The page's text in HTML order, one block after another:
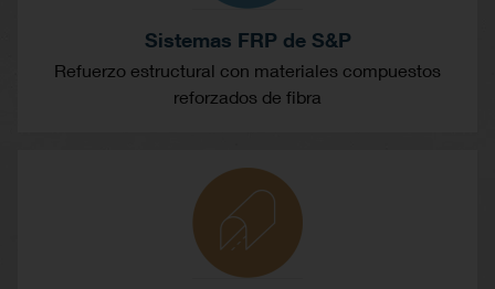
Sistemas FRP de S&P
Refuerzo estructural con materiales compuestos
reforzados de fibra